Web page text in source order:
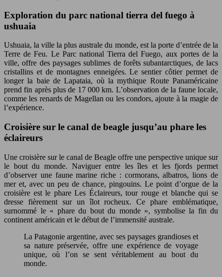
Exploration du parc national tierra del fuego à
ushuaia
Ushuaia, la ville la plus australe du monde, est la porte d’entrée de la
Terre de Feu. Le Parc national Tierra del Fuego, aux portes de la
ville, offre des paysages sublimes de forêts subantarctiques, de lacs
cristallins et de montagnes enneigées. Le sentier côtier permet de
longer la baie de Lapataia, où la mythique Route Panaméricaine
prend fin après plus de 17 000 km. L’observation de la faune locale,
comme les renards de Magellan ou les condors, ajoute à la magie de
l’expérience.
Croisière sur le canal de beagle jusqu’au phare les
éclaireurs
Une croisière sur le canal de Beagle offre une perspective unique sur
le bout du monde. Naviguer entre les îles et les fjords permet
d’observer une faune marine riche : cormorans, albatros, lions de
mer et, avec un peu de chance, pingouins. Le point d’orgue de la
croisière est le phare Les Éclaireurs, tour rouge et blanche qui se
dresse fièrement sur un îlot rocheux. Ce phare emblématique,
surnommé le « phare du bout du monde », symbolise la fin du
continent américain et le début de l’immensité australe.
La Patagonie argentine, avec ses paysages grandioses et
sa nature préservée, offre une expérience de voyage
unique, où l’on se sent véritablement au bout du
monde.